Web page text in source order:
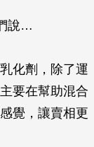
說…
化劑，除了運
要在幫助混合
覺，讓賣相更